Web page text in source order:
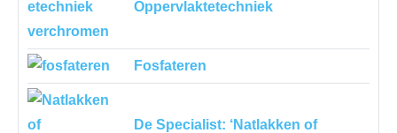
Oppervlaktetechniek
Fosfateren
De Specialist: ‘Natlakken of